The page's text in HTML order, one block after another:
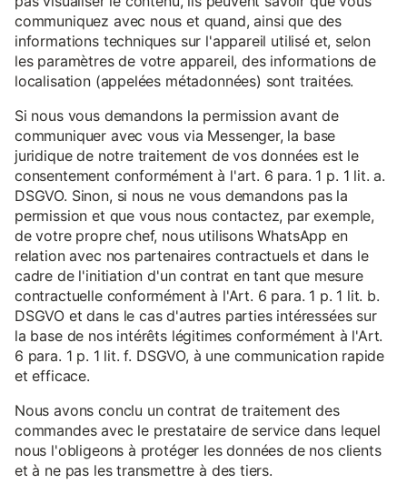
communiquez avec nous et quand, ainsi que des
informations techniques sur l'appareil utilisé et, selon
les paramètres de votre appareil, des informations de
localisation (appelées métadonnées) sont traitées.
Si nous vous demandons la permission avant de
communiquer avec vous via Messenger, la base
juridique de notre traitement de vos données est le
consentement conformément à l'art. 6 para. 1 p. 1 lit. a.
DSGVO. Sinon, si nous ne vous demandons pas la
permission et que vous nous contactez, par exemple,
de votre propre chef, nous utilisons WhatsApp en
relation avec nos partenaires contractuels et dans le
cadre de l'initiation d'un contrat en tant que mesure
contractuelle conformément à l'Art. 6 para. 1 p. 1 lit. b.
DSGVO et dans le cas d'autres parties intéressées sur
la base de nos intérêts légitimes conformément à l'Art.
6 para. 1 p. 1 lit. f. DSGVO, à une communication rapide
et efficace.
Nous avons conclu un contrat de traitement des
commandes avec le prestataire de service dans lequel
nous l'obligeons à protéger les données de nos clients
et à ne pas les transmettre à des tiers.